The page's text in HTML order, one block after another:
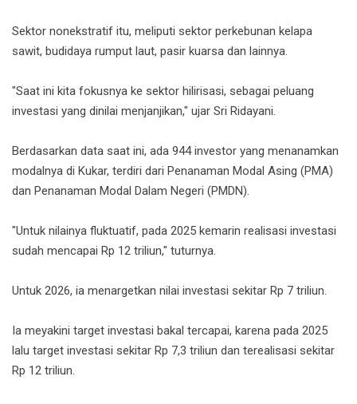
Sektor nonekstratif itu, meliputi sektor perkebunan kelapa
sawit, budidaya rumput laut, pasir kuarsa dan lainnya.
"Saat ini kita fokusnya ke sektor hilirisasi, sebagai peluang
investasi yang dinilai menjanjikan," ujar Sri Ridayani.
Berdasarkan data saat ini, ada 944 investor yang menanamkan
modalnya di Kukar, terdiri dari Penanaman Modal Asing (PMA)
dan Penanaman Modal Dalam Negeri (PMDN).
"Untuk nilainya fluktuatif, pada 2025 kemarin realisasi investasi
sudah mencapai Rp 12 triliun," tuturnya.
Untuk 2026, ia menargetkan nilai investasi sekitar Rp 7 triliun.
Ia meyakini target investasi bakal tercapai, karena pada 2025
lalu target investasi sekitar Rp 7,3 triliun dan terealisasi sekitar
Rp 12 triliun.